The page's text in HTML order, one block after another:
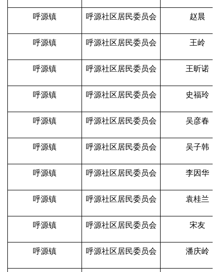
呼源镇 呼源社区居民委员会 赵晨
呼源镇 呼源社区居民委员会 王岭
呼源镇 呼源社区居民委员会 王昕诺
呼源镇 呼源社区居民委员会 史福玲
呼源镇 呼源社区居民委员会 吴彦春
呼源镇 呼源社区居民委员会 吴子韩
呼源镇 呼源社区居民委员会 李因华
呼源镇 呼源社区居民委员会 袁桂兰
呼源镇 呼源社区居民委员会 宋友
呼源镇 呼源社区居民委员会 潘庆岭